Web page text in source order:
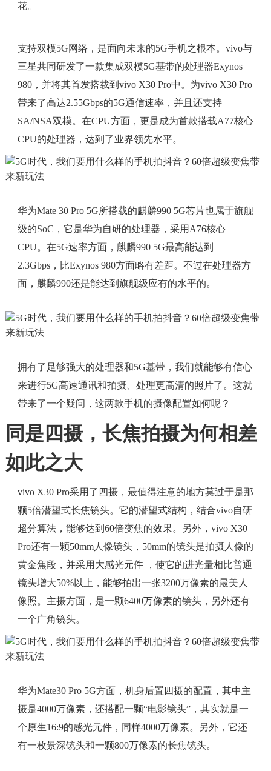
花。
支持双模5G网络，是面向未来的5G手机之根本。vivo与
三星共同研发了一款集成双模5G基带的处理器Exynos
980，并将其首发搭载到vivo X30 Pro中。为vivo X30 Pro
带来了高达2.55Gbps的5G通信速率，并且还支持
SA/NSA双模。在CPU方面，更是成为首款搭载A77核心
CPU的处理器，达到了业界领先水平。
华为Mate 30 Pro 5G所搭载的麒麟990 5G芯片也属于旗舰
级的SoC，它是华为自研的处理器，采用A76核心
CPU。在5G速率方面，麒麟990 5G最高能达到
2.3Gbps，比Exynos 980方面略有差距。不过在处理器方
面，麒麟990还是能达到旗舰级应有的水平的。
拥有了足够强大的处理器和5G基带，我们就能够有信心
来进行5G高速通讯和拍摄、处理更高清的照片了。这就
带来了一个疑问，这两款手机的摄像配置如何呢？
同是四摄，长焦拍摄为何相差
如此之大
vivo X30 Pro采用了四摄，最值得注意的地方莫过于是那
颗5倍潜望式长焦镜头。它的潜望式结构，结合vivo自研
超分算法，能够达到60倍变焦的效果。另外，vivo X30
Pro还有一颗50mm人像镜头，50mm的镜头是拍摄人像的
黄金焦段，并采用大感光元件 ，使它的进光量相比普通
镜头增大50%以上，能够拍出一张3200万像素的最美人
像照。主摄方面，是一颗6400万像素的镜头，另外还有
一个广角镜头。
华为Mate30 Pro 5G方面，机身后置四摄的配置，其中主
摄是4000万像素，还搭配一颗“电影镜头”，其实就是一
个原生16:9的感光元件，同样4000万像素。另外，它还
有一枚景深镜头和一颗800万像素的长焦镜头。